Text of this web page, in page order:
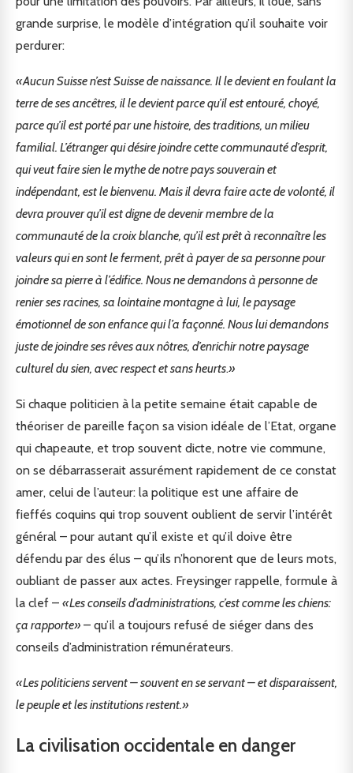
grande surprise, le modèle d’intégration qu’il souhaite voir
perdurer:
«Aucun Suisse n’est Suisse de naissance. Il le devient en foulant la
terre de ses ancêtres, il le devient parce qu’il est entouré, choyé,
parce qu’il est porté par une histoire, des traditions, un milieu
familial. L’étranger qui désire joindre cette communauté d’esprit,
qui veut faire sien le mythe de notre pays souverain et
indépendant, est le bienvenu. Mais il devra faire acte de volonté, il
devra prouver qu’il est digne de devenir membre de la
communauté de la croix blanche, qu’il est prêt à reconnaître les
valeurs qui en sont le ferment, prêt à payer de sa personne pour
joindre sa pierre à l’édifice. Nous ne demandons à personne de
renier ses racines, sa lointaine montagne à lui, le paysage
émotionnel de son enfance qui l’a façonné. Nous lui demandons
juste de joindre ses rêves aux nôtres, d’enrichir notre paysage
culturel du sien, avec respect et sans heurts.»
Si chaque politicien à la petite semaine était capable de
théoriser de pareille façon sa vision idéale de l’Etat, organe
qui chapeaute, et trop souvent dicte, notre vie commune,
on se débarrasserait assurément rapidement de ce constat
amer, celui de l’auteur: la politique est une affaire de
fieffés coquins qui trop souvent oublient de servir l’intérêt
général – pour autant qu’il existe et qu’il doive être
défendu par des élus – qu’ils n’honorent que de leurs mots,
oubliant de passer aux actes. Freysinger rappelle, formule à
la clef – «Les conseils d’administrations, c’est comme les chiens:
ça rapporte» – qu’il a toujours refusé de siéger dans des
conseils d’administration rémunérateurs.
«Les politiciens servent – souvent en se servant – et disparaissent,
le peuple et les institutions restent.»
La civilisation occidentale en danger